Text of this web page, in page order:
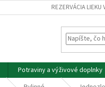
REZERVÁCIA LIEKU
Potraviny a výživové doplnky